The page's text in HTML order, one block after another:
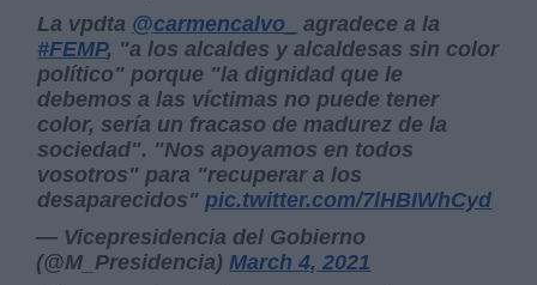
La vpdta @carmencalvo_
agradece a la
#FEMP, "a los alcaldes y alcaldesas sin color
político" porque "la dignidad que le
debemos a las víctimas no puede tener
color, sería un fracaso de madurez de la
sociedad". "Nos apoyamos en todos
vosotros" para "recuperar a los
desaparecidos"pic.twitter.com/7lHBIWhCyd
— Vicepresidencia del Gobierno
(@M_Presidencia)March 4, 2021